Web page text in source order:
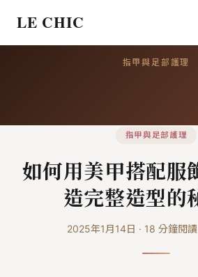
LE CHIC
指甲與足部護理
指甲與足部護理
如何用美甲搭配服
造完整造型的
2025年1月14日 · 18 分鐘閱讀